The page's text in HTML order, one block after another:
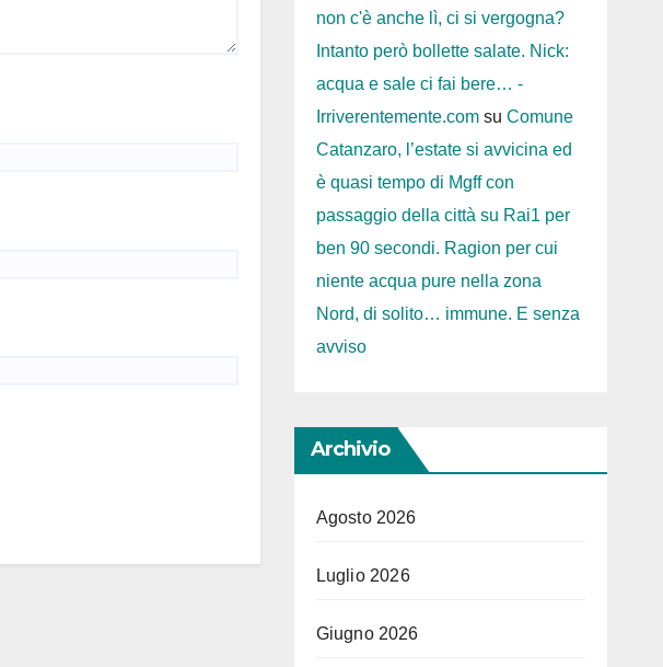
non c'è anche lì, ci si vergogna?
Intanto però bollette salate. Nick:
acqua e sale ci fai bere… -
Irriverentemente.comsu Comune
Catanzaro, l’estate si avvicina ed
è quasi tempo di Mgff con
passaggio della città su Rai1 per
ben 90 secondi. Ragion per cui
niente acqua pure nella zona
Nord, di solito… immune. E senza
avviso
Archivio
Agosto 2026
Luglio 2026
Giugno 2026